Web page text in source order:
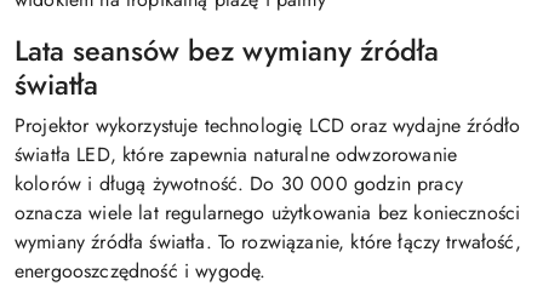
Lata seansów bez wymiany źródła
światła
Projektor wykorzystuje technologię LCD oraz wydajne źródło
światła LED, które zapewnia naturalne odwzorowanie
kolorów i długą żywotność. Do 30 000 godzin pracy
oznacza wiele lat regularnego użytkowania bez konieczności
wymiany źródła światła. To rozwiązanie, które łączy trwałość,
energooszczędność i wygodę.